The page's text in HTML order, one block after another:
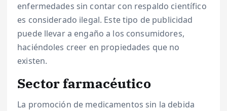
enfermedades sin contar con respaldo científico
es considerado ilegal. Este tipo de publicidad
puede llevar a engaño a los consumidores,
haciéndoles creer en propiedades que no
existen.
Sector farmacéutico
La promoción de medicamentos sin la debida